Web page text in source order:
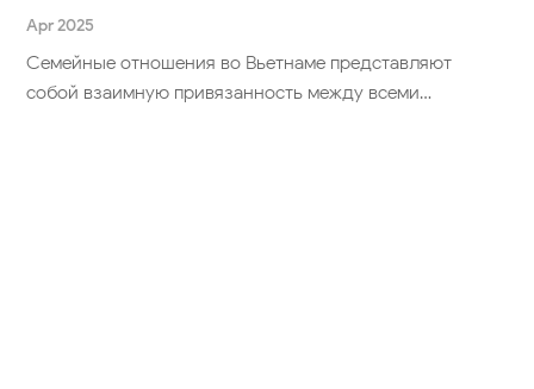
Apr 2025
Семейные отношения во Вьетнаме представляют
собой взаимную привязанность между всеми…